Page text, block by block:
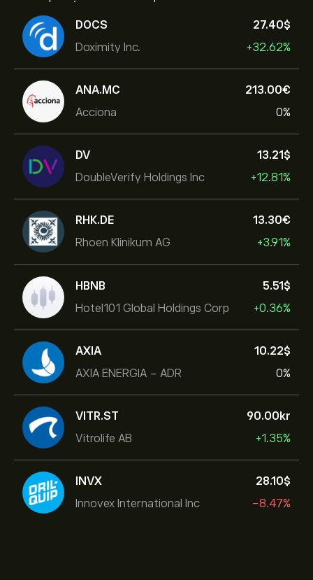
DOCS
Doximity Inc.
27.40‎$‎
+32.62%
ANA.MC
Acciona
213.00‎€‎
0%
DV
DoubleVerify Holdings Inc
13.21‎$‎
+12.81%
RHK.DE
Rhoen Klinikum AG
13.30‎€‎
+3.91%
HBNB
Hotel101 Global Holdings Corp
5.51‎$‎
+0.36%
AXIA
AXIA ENERGIA - ADR
10.22‎$‎
0%
VITR.ST
Vitrolife AB
90.00‎kr‎
+1.35%
INVX
Innovex International Inc
28.10‎$‎
-8.47%